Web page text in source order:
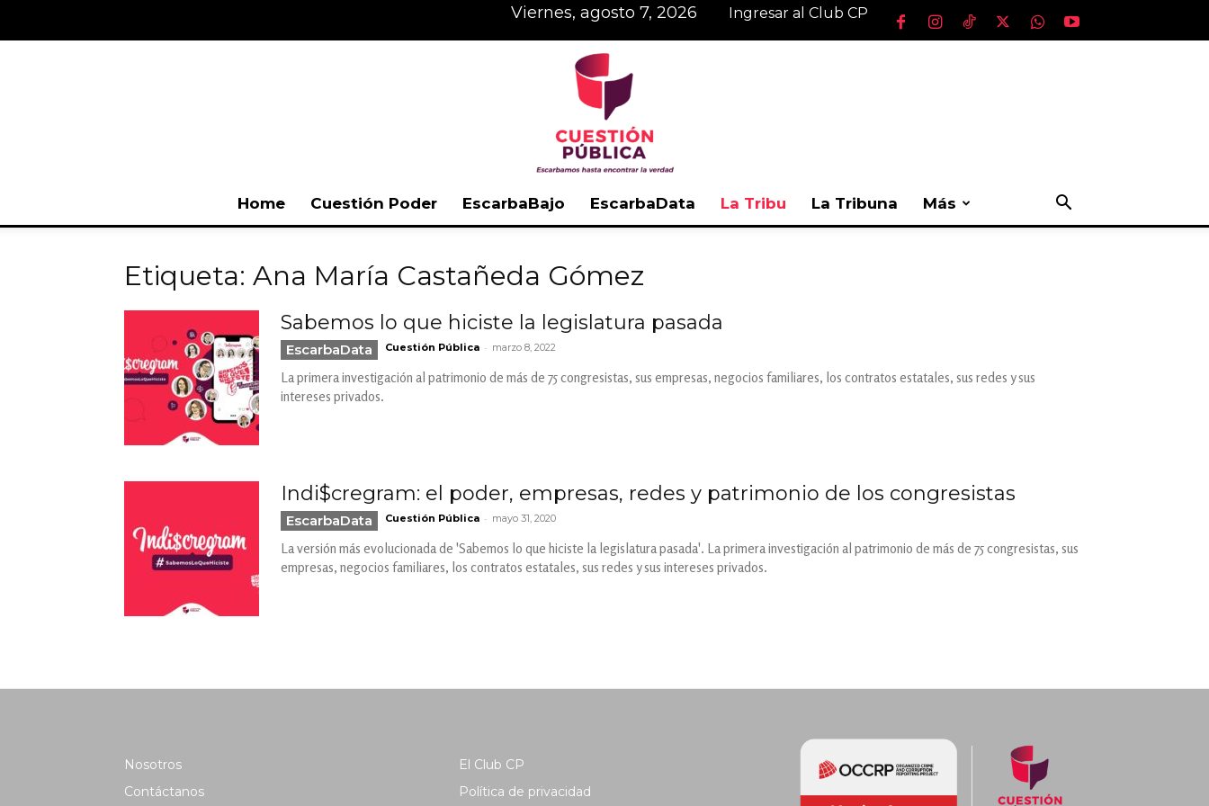
viernes, agosto 7, 2026 Ingresar al Club CP
Home Cuestión Poder EscarbaBajo EscarbaData La Tribu La Tribuna Más
Etiqueta: Ana María Castañeda Gómez
Sabemos lo que hiciste la legislatura pasada
EscarbaData Cuestión Pública - marzo 8, 2022
La primera investigación al patrimonio de más de 75 congresistas, sus empresas, negocios familiares, los contratos estatales, sus redes y sus
intereses privados.
Indi$cregram: el poder, empresas, redes y patrimonio de los congresistas
EscarbaData Cuestión Pública - mayo 31, 2020
La versión más evolucionada de 'Sabemos lo que hiciste la legislatura pasada'. La primera investigación al patrimonio de más de 75 congresistas, sus
empresas, negocios familiares, los contratos estatales, sus redes y sus intereses privados.
Nosotros
Contáctanos
El Club CP
Política de privacidad